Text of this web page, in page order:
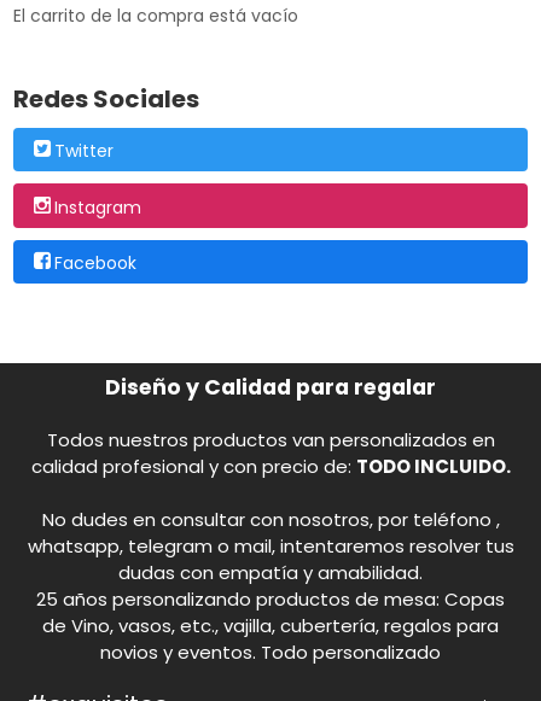
El carrito de la compra está vacío
Redes Sociales
Twitter
Instagram
Facebook
Diseño y Calidad para regalar
Todos nuestros productos van personalizados en
calidad profesional y con precio de: TODO INCLUIDO.
No dudes en consultar con nosotros, por teléfono ,
whatsapp, telegram o mail, intentaremos resolver tus
dudas con empatía y amabilidad.
25 años personalizando productos de mesa: Copas
de Vino, vasos, etc., vajilla, cubertería, regalos para
novios y eventos. Todo personalizado